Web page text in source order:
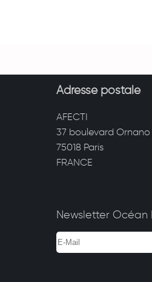
Adresse postale
AFECTI
37 boulevard Ornano
75018 Paris
FRANCE
Newsletter Océan